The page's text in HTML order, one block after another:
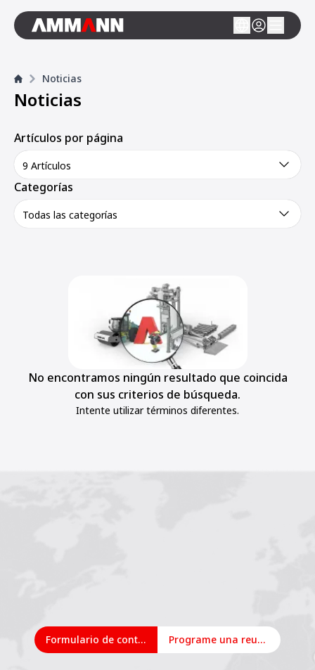
Noticias
Noticias
Artículos por página
9 Artículos
Categorías
Todas las categorías
No encontramos ningún resultado que coincida
con sus criterios de búsqueda.
Intente utilizar términos diferentes.
Formulario de contacto Programe una reunión en línea